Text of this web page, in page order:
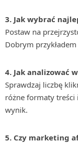
3. Jak wybrać
Postaw na
Dobrym
4. Jak analizować
Sprawdzaj liczbę
różne formaty treści
wynik.
5. Czy marketing